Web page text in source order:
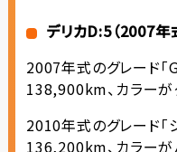
デリカD:5（2007年
2007年式のグレード「
138,900km、カラーが
2010年式のグレード「
136,200km、カラー